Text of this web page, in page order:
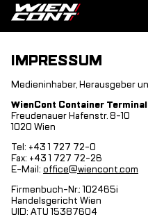
IMPRESSUM
Medieninhaber, Herausgeber
WienCont Container
Freudenauer Hafenstr. 8-10
1020 Wien
Tel: +43 1 727 72-0
Fax: +43 1 727 72-26
E-Mail: office@wiencont.com
Firmenbuch-Nr.: 102465i
Handelsgericht Wien
UID: ATU 15387604